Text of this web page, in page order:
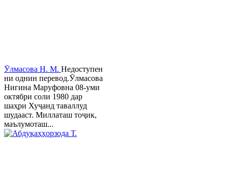
Ӯлмасова Н. М. Недоступен
ни однин перевод.Ӯлмасова
Нигина Маруфовна 08-уми
октябри соли 1980 дар
шаҳри Хуҷанд таваллуд
шудааст. Миллаташ тоҷик,
маълумоташ...